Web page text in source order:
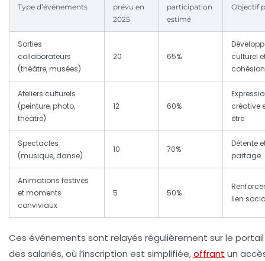
Type d’événements
prévu en
2025
participation
estimé
Objectif
Sorties
collaborateurs
(théâtre, musées)
20 65%
culturel
cohésion
Ateliers culturels
(peinture, photo,
théâtre)
12 60%
créative
être
Spectacles
(musique, danse)
10 70%
Détente
partage
Animations festives
et moments
conviviaux
5 50%
lien
Ces événements sont relayés régulièrement sur le
des salariés, où l’inscription est simplifiée,offrant un